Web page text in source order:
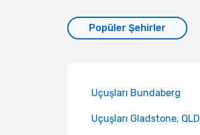
Popüler Şehirler
Uçuşları Bundaberg
Uçuşları Gladstone, QLD